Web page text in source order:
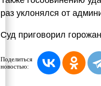
раз уклонялся от
Суд приговорил
Поделиться
новостью: